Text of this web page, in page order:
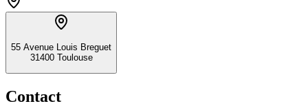
55 Avenue Louis Breguet
31400 Toulouse
Contact